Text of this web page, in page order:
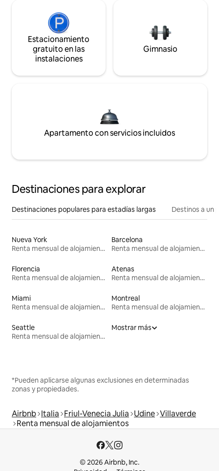
Estacionamiento
gratuito en las
instalaciones
Gimnasio
Apartamento con servicios incluidos
Destinaciones para explorar
Destinaciones populares para estadías largas Destinos a un
Nueva York
Renta mensual de alojamientos
Barcelona
Renta mensual de alojamientos
Florencia
Renta mensual de alojamientos
Atenas
Renta mensual de alojamientos
Miami
Renta mensual de alojamientos
Montreal
Renta mensual de alojamientos
Seattle
Renta mensual de alojamientos
Mostrar más
*Pueden aplicarse algunas exclusiones en determinadas
zonas y propiedades.
Airbnb Italia Friul-Venecia Julia Udine Villaverde
Renta mensual de alojamientos
© 2026 Airbnb, Inc.